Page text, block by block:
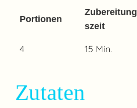
Portionen
Zubereitung
szeit
4 15 Min.
Zutaten